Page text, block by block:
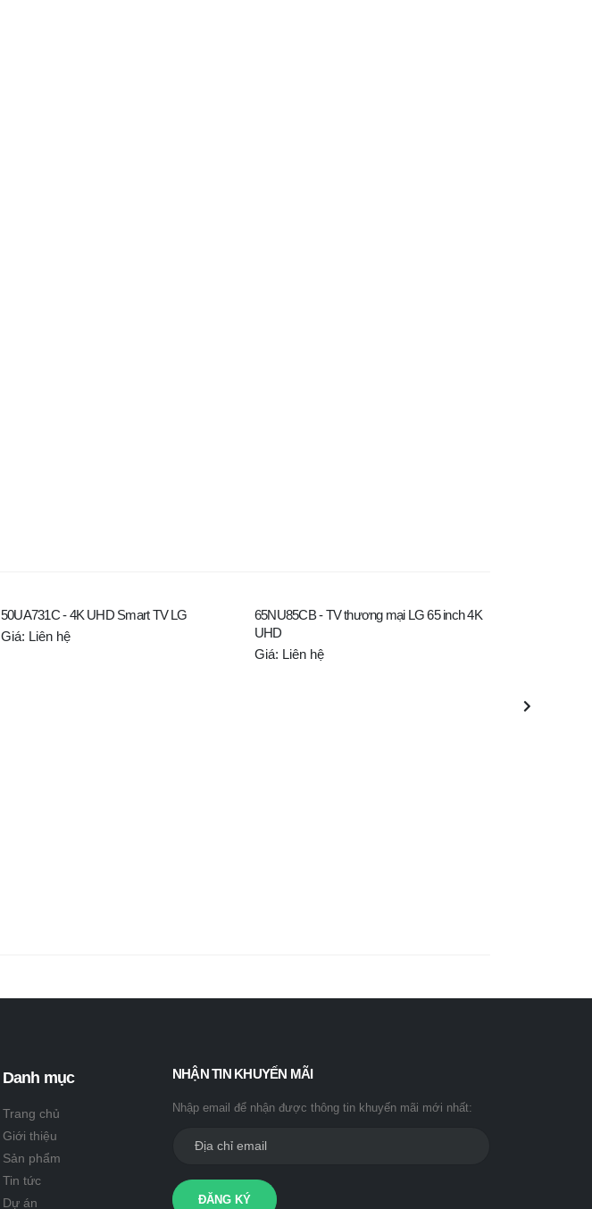
50UA731C - 4K UHD Smart TV LG
Giá: Liên hệ
65NU85CB - TV thương mại LG 65 inch 4K
UHD
Giá: Liên hệ
Danh mục
Trang chủ
Giới thiệu
Sản phẩm
Tin tức
Dự án
NHẬN TIN KHUYẾN MÃI
Nhập email để nhận được thông tin khuyến mãi mới nhất:
ĐĂNG KÝ